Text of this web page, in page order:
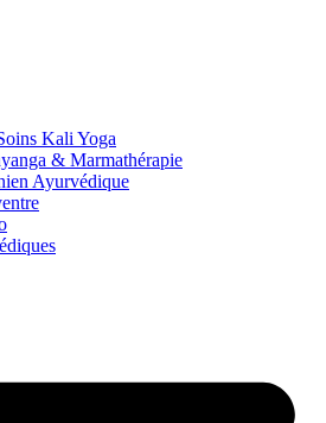
Kali Yoga
& Marmathérapie
Ayurvédique